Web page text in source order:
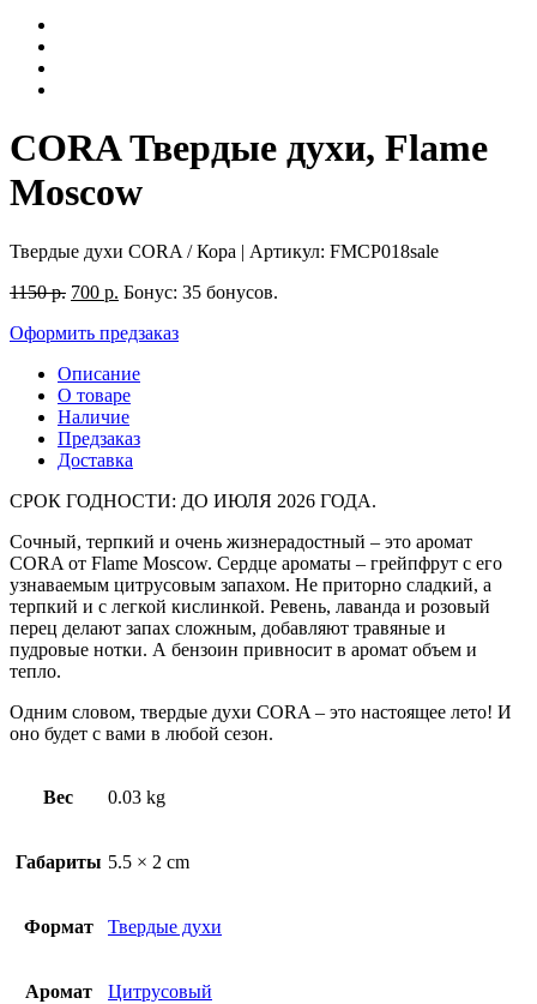
CORA Твердые духи, Flame
Moscow
Твердые духи CORA / Кора | Артикул: FMCP018sale
1150р. 700 р. Бонус: 35 бонусов.
Оформить предзаказ
Описание
О товаре
Наличие
Предзаказ
Доставка
СРОК ГОДНОСТИ: ДО ИЮЛЯ 2026 ГОДА.
Сочный, терпкий и очень жизнерадостный – это аромат
CORA от Flame Moscow. Сердце ароматы – грейпфрут с его
узнаваемым цитрусовым запахом. Не приторно сладкий, а
терпкий и с легкой кислинкой. Ревень, лаванда и розовый
перец делают запах сложным, добавляют травяные и
пудровые нотки. А бензоин привносит в аромат объем и
тепло.
Одним словом, твердые духи CORA – это настоящее лето! И
оно будет с вами в любой сезон.
Вес 0.03 kg
Габариты 5.5 × 2 cm
Формат Твердые духи
Аромат Цитрусовый